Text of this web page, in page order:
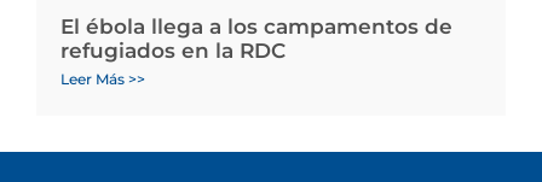
El ébola llega a los campamentos de
refugiados en la RDC
Leer Más >>